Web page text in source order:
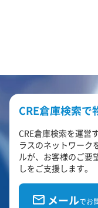
CRE倉庫検索で
CRE倉庫検索を運営
ラスのネットワーク
ルが、お客様のご要
しをご支援します。
メールでお